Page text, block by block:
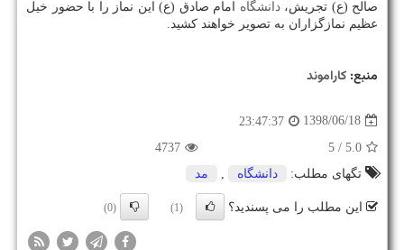
صالح (ع) تجریش،دانشگاه امام صادق (ع) این نماز را با حضور خیل
عظیم نمازگزاران به تصویر خواهند كشید.
منبع: كاراموند
1398/06/18
23:47:37
5.0
/ 5
4737
تگهای مطلب:
دانشگاه , مد
این مطلب را می پسندید؟ (1)
(0)